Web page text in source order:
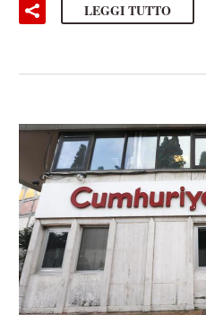
LEGGI TUTTO